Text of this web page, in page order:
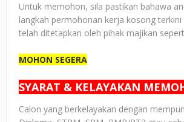
Untuk memohon, sila pastikan bahawa
langkah permohonan kerja kosong
telah ditetapkan oleh pihak majikan
MOHON SEGERA
SYARAT & KELAYAKAN
Calon yang berkelayakan dengan